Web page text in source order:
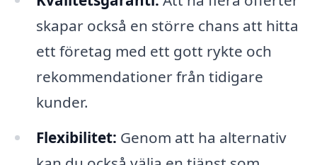
skapar också en större chans att hitta
ett företag med ett gott rykte och
rekommendationer från tidigare
kunder.
Flexibilitet: Genom att ha alternativ